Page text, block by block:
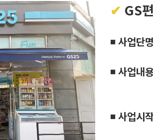
✔ GS
◾ 사업단명
◾ 사업
◾ 사업시